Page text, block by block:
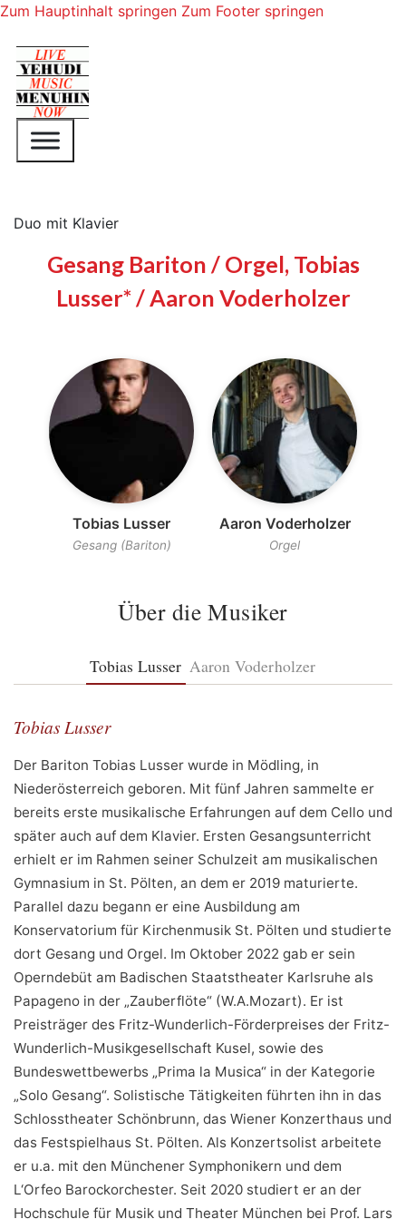
Zum Hauptinhalt springen Zum Footer springen
Duo mit Klavier
Gesang Bariton / Orgel, Tobias
Lusser* / Aaron Voderholzer
Tobias Lusser
Gesang (Bariton)
Aaron Voderholzer
Orgel
Über die Musiker
Tobias Lusser Aaron Voderholzer
Tobias Lusser
Der Bariton Tobias Lusser wurde in Mödling, in
Niederösterreich geboren. Mit fünf Jahren sammelte er
bereits erste musikalische Erfahrungen auf dem Cello und
später auch auf dem Klavier. Ersten Gesangsunterricht
erhielt er im Rahmen seiner Schulzeit am musikalischen
Gymnasium in St. Pölten, an dem er 2019 maturierte.
Parallel dazu begann er eine Ausbildung am
Konservatorium für Kirchenmusik St. Pölten und studierte
dort Gesang und Orgel. Im Oktober 2022 gab er sein
Operndebüt am Badischen Staatstheater Karlsruhe als
Papageno in der „Zauberflöte“ (W.A.Mozart). Er ist
Preisträger des Fritz-Wunderlich-Förderpreises der Fritz-
Wunderlich-Musikgesellschaft Kusel, sowie des
Bundeswettbewerbs „Prima la Musica“ in der Kategorie
„Solo Gesang“. Solistische Tätigkeiten führten ihn in das
Schlosstheater Schönbrunn, das Wiener Konzerthaus und
das Festspielhaus St. Pölten. Als Konzertsolist arbeitete
er u.a. mit den Münchener Symphonikern und dem
L‘Orfeo Barockorchester. Seit 2020 studiert er an der
Hochschule für Musik und Theater München bei Prof. Lars